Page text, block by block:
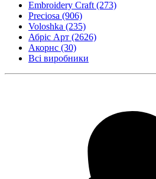
Embroidery Craft (273)
Preciosa (906)
Voloshka (235)
Абріс Арт (2626)
Акорнс (30)
Всі виробники